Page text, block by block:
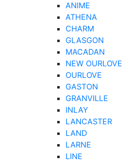
ANIME
ATHENA
CHARM
GLASGON
MACADAN
NEW OURLOVE
OURLOVE
GASTON
GRANVILLE
INLAY
LANCASTER
LAND
LARNE
LINE